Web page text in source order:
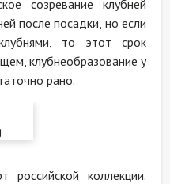
созревание клубней
после посадки, но если
то этот срок
клубнеобразование у
рано.
российской коллекции.